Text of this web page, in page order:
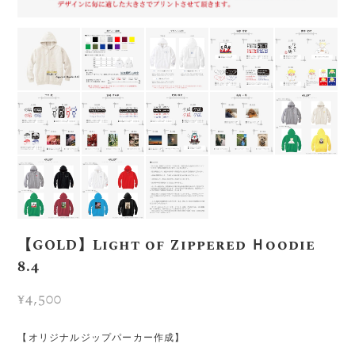
【GOLD】Light of Zippered Ｈoodie
8.4
¥4,500
【オリジナルジップパーカー作成】